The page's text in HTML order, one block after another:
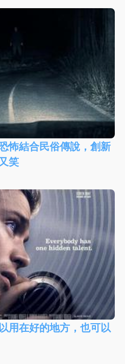
怖結合民俗傳說，創新
笑
用在好的地方，也可以